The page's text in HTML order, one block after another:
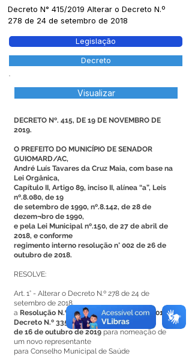
Decreto N° 415/2019 Alterar o Decreto N.º
278 de 24 de setembro de 2018
Legislação
Decreto
Visualizar
DECRETO Nº. 415, DE 19 DE NOVEMBRO DE
2019.
O PREFEITO DO MUNICÍPIO DE SENADOR
GUIOMARD/AC,
André Luís Tavares da Cruz Maia, com base na
Lei Orgânica,
Capítulo II, Artigo 89, inciso II, alínea “a”, Leis
nº.8.080, de 19
de setembro de 1990, nº.8.142, de 28 de
dezem¬bro de 1990,
e pela Lei Municipal nº.150, de 27 de abril de
2018, e conforme
regimento interno resolução n° 002 de 26 de
outubro de 2018.
RESOLVE:
Art. 1° - Alterar o Decreto N.º 278 de 24 de
setembro de 2018,
a Resolução N.º 001 de 29 de janeiro de 2019e
Decreto N.º 335
de 16 de outubro de 2019 para nomeação de
um novo representante
para Conselho Municipal de Saúde